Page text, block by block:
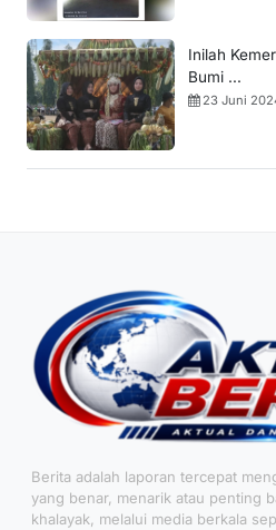
Inilah
Bumi ...
23 Juni
Berita adalah laporan tercepat
yang benar, menarik atau penting
khalayak, melalui media berkala